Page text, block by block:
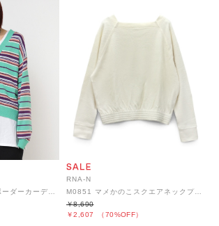
RNA-N
￥2,607 （70%OFF）
￥8,690